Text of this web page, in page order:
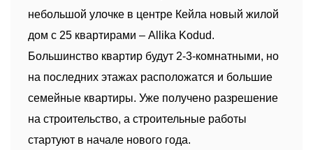
небольшой улочке в центре Кейла новый жилой
дом с 25 квартирами – Allika Kodud.
Большинство квартир будут 2-3-комнатными, но
на последних этажах расположатся и большие
семейные квартиры. Уже получено разрешение
на строительство, а строительные работы
стартуют в начале нового года.